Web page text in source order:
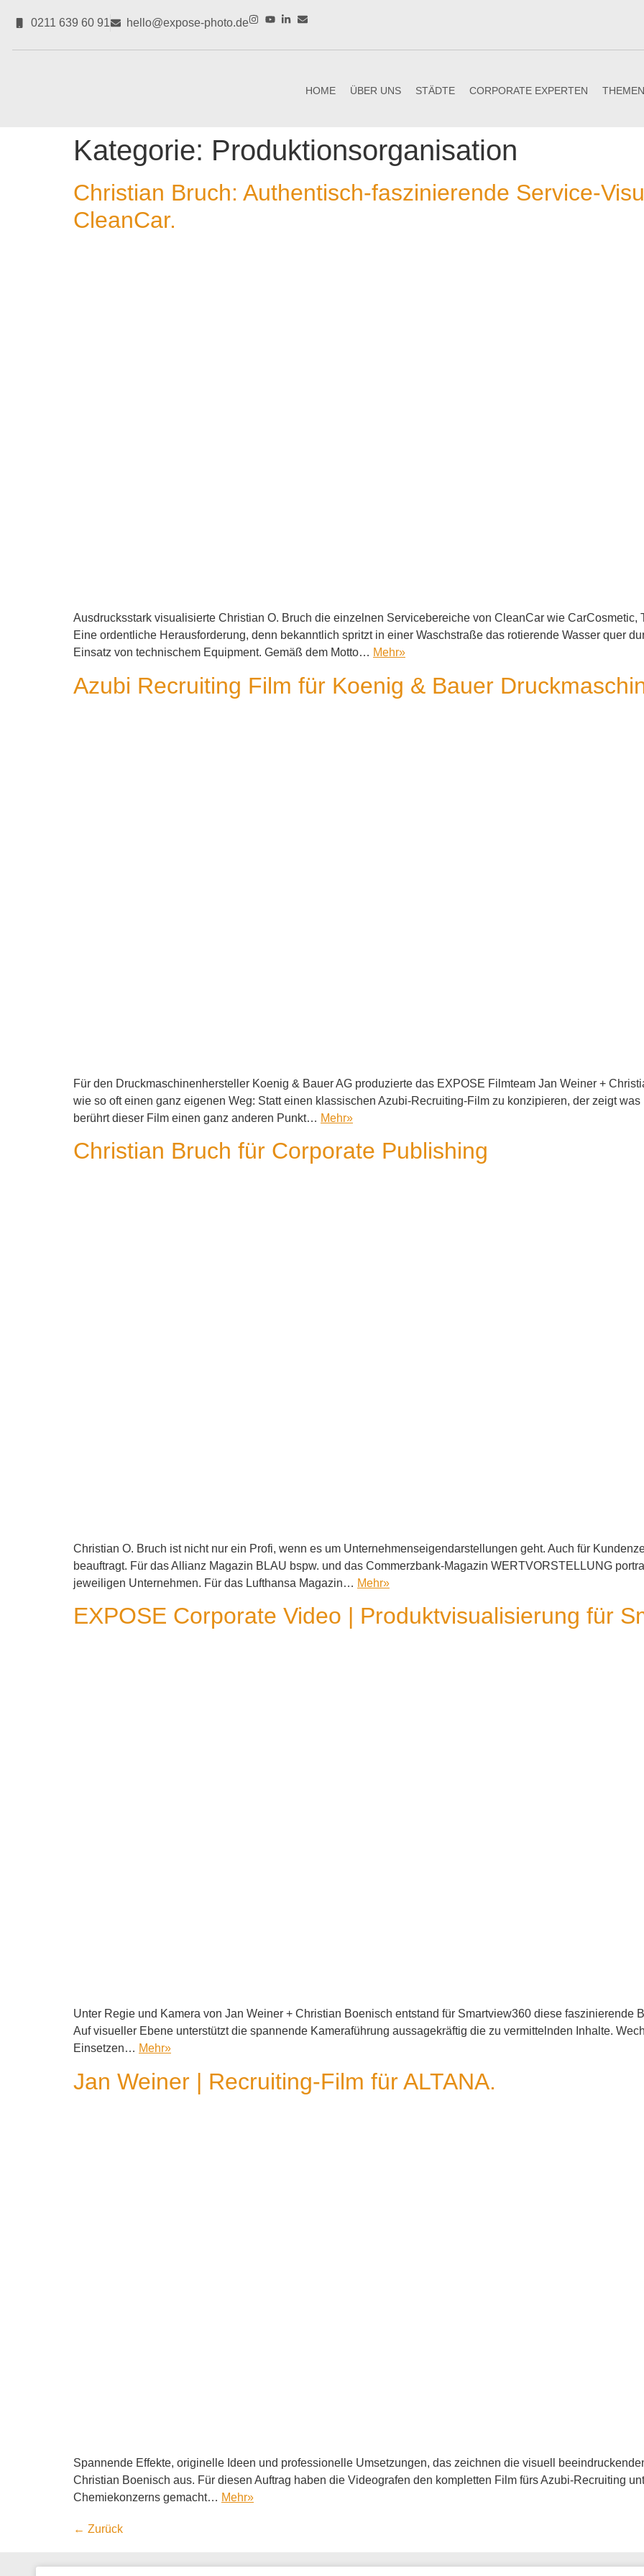
0211 639 60 91 hello@expose-photo.de
HOME ÜBER UNS STÄDTE CORPORATE EXPERTEN THEMEN
Kategorie: Produktionsorganisation
Christian Bruch: Authentisch-faszinierende Service-
CleanCar.
Ausdrucksstark visualisierte Christian O. Bruch die einzelnen Servicebereiche von CleanCar wie CarCosmetic,
Eine ordentliche Herausforderung, denn bekanntlich spritzt in einer Waschstraße das rotierende Wasser quer
Einsatz von technischem Equipment. Gemäß dem Motto… Mehr»
Azubi Recruiting Film für Koenig & Bauer
Für den Druckmaschinenhersteller Koenig & Bauer AG produzierte das EXPOSE Filmteam Jan Weiner +
wie so oft einen ganz eigenen Weg: Statt einen klassischen Azubi-Recruiting-Film zu konzipieren, der zeigt
berührt dieser Film einen ganz anderen Punkt… Mehr»
Christian Bruch für Corporate Publishing
Christian O. Bruch ist nicht nur ein Profi, wenn es um Unternehmenseigendarstellungen geht. Auch für
beauftragt. Für das Allianz Magazin BLAU bspw. und das Commerzbank-Magazin WERTVORSTELLUNG
jeweiligen Unternehmen. Für das Lufthansa Magazin… Mehr»
EXPOSE Corporate Video | Produktvisualisierung für
Unter Regie und Kamera von Jan Weiner + Christian Boenisch entstand für Smartview360 diese faszinierende
Auf visueller Ebene unterstützt die spannende Kameraführung aussagekräftig die zu vermittelnden Inhalte.
Einsetzen… Mehr»
Jan Weiner | Recruiting-Film für ALTANA.
Spannende Effekte, originelle Ideen und professionelle Umsetzungen, das zeichnen die visuell
Christian Boenisch aus. Für diesen Auftrag haben die Videografen den kompletten Film fürs Azubi-Recruiting
Chemiekonzerns gemacht… Mehr»
← Zurück